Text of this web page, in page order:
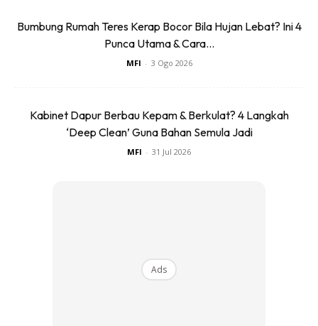
Sepanjang pameran, pelbagai karya daripada artis dan
kolektif antarabangsa dipamerkan, termasuk hasil karya
daripada Marshmallow Laser Feast (United Kingdom),
dunia seni kontemporari.
Karya ini menggunakan konsep “smellscape” atau landskap
Bumbung Rumah Teres Kerap Bocor Bila Hujan Lebat? Ini 4
Punca Utama & Cara...
MFI - 3 Ogo 2026
Kabinet Dapur Berbau Kepam & Berkulat? 4 Langkah
‘Deep Clean’ Guna Bahan Semula Jadi
MFI - 31 Jul 2026
Ads